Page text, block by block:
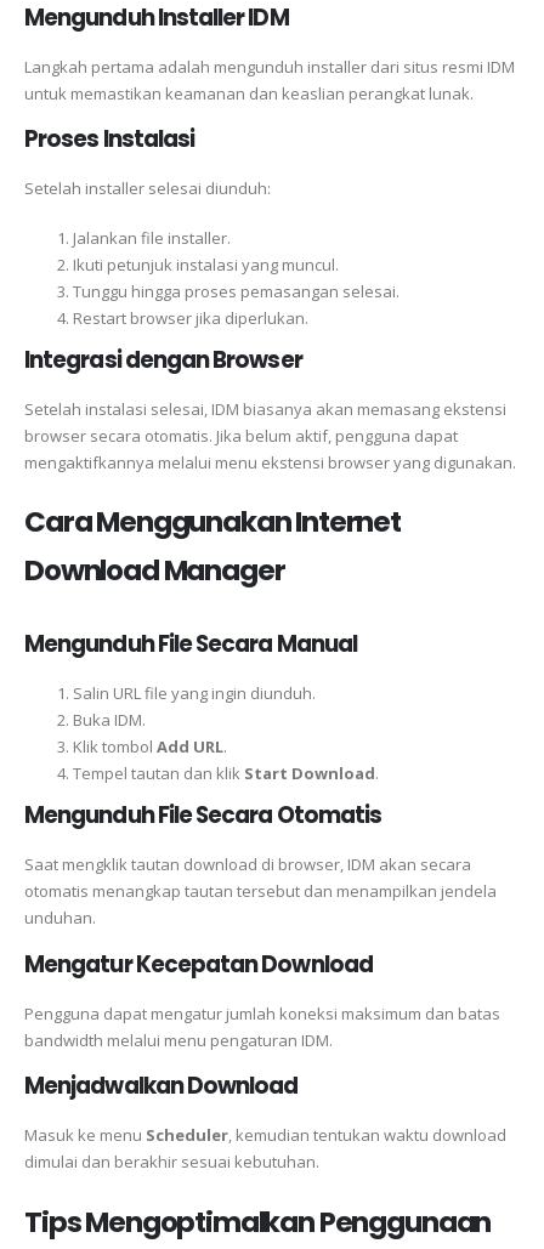
Mengunduh Installer IDM
Langkah pertama adalah mengunduh installer dari situs resmi IDM
untuk memastikan keamanan dan keaslian perangkat lunak.
Proses Instalasi
Setelah installer selesai diunduh:
Jalankan file installer.
Ikuti petunjuk instalasi yang muncul.
Tunggu hingga proses pemasangan selesai.
Restart browser jika diperlukan.
Integrasi dengan Browser
Setelah instalasi selesai, IDM biasanya akan memasang ekstensi
browser secara otomatis. Jika belum aktif, pengguna dapat
mengaktifkannya melalui menu ekstensi browser yang digunakan.
Cara Menggunakan Internet
Download Manager
Mengunduh File Secara Manual
Salin URL file yang ingin diunduh.
Buka IDM.
Klik tombol Add URL.
Tempel tautan dan klik Start Download.
Mengunduh File Secara Otomatis
Saat mengklik tautan download di browser, IDM akan secara
otomatis menangkap tautan tersebut dan menampilkan jendela
unduhan.
Mengatur Kecepatan Download
Pengguna dapat mengatur jumlah koneksi maksimum dan batas
bandwidth melalui menu pengaturan IDM.
Menjadwalkan Download
Masuk ke menu Scheduler, kemudian tentukan waktu download
dimulai dan berakhir sesuai kebutuhan.
Tips Mengoptimalkan Penggunaan